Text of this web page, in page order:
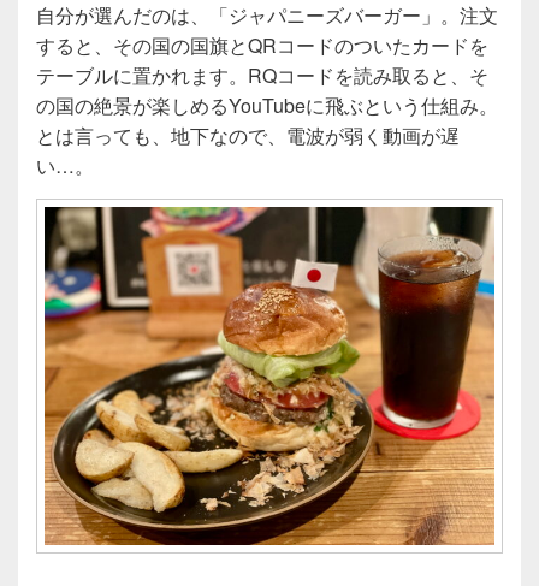
自分が選んだのは、「ジャパニーズバーガー」。注文
すると、その国の国旗とQRコードのついたカードを
テーブルに置かれます。RQコードを読み取ると、そ
の国の絶景が楽しめるYouTubeに飛ぶという仕組み。
とは言っても、地下なので、電波が弱く動画が遅
い…。